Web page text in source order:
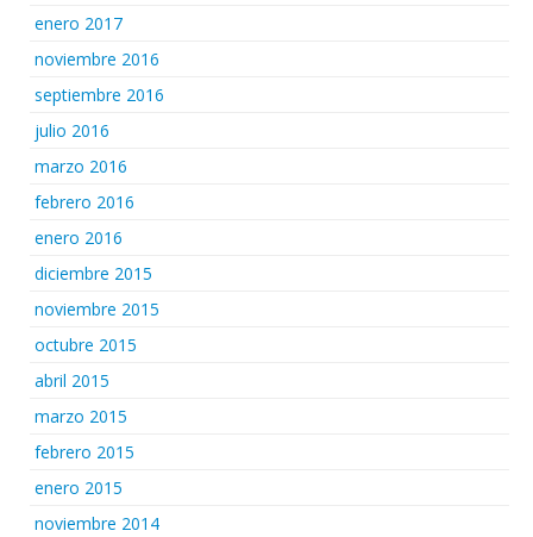
enero 2017
noviembre 2016
septiembre 2016
julio 2016
marzo 2016
febrero 2016
enero 2016
diciembre 2015
noviembre 2015
octubre 2015
abril 2015
marzo 2015
febrero 2015
enero 2015
noviembre 2014